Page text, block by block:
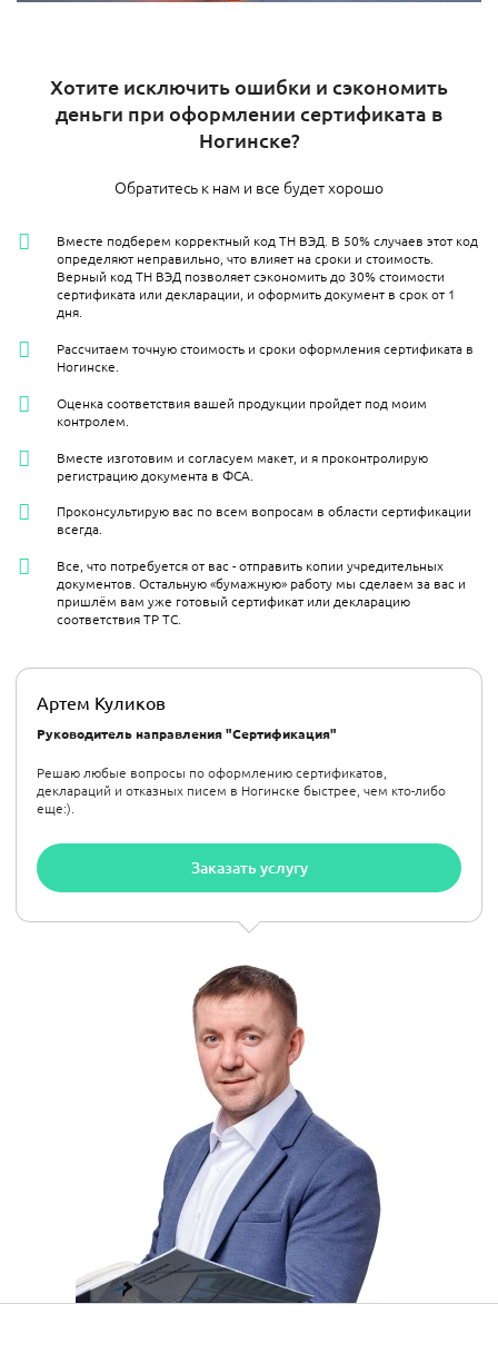
Хотите исключить ошибки и сэкономить
деньги при оформлении сертификата в
Ногинске?
Обратитесь к нам и все будет хорошо
Артем Куликов
Руководитель направления "Сертификация"
Решаю любые вопросы по оформлению сертификатов,
деклараций и отказных писем в Ногинске быстрее, чем кто-либо
еще:).
Заказать услугу
Вместе подберем корректный код ТН ВЭД. В 50% случаев этот код
определяют неправильно, что влияет на сроки и стоимость.
Верный код ТН ВЭД позволяет сэкономить до 30% стоимости
сертификата или декларации, и оформить документ в срок от 1
дня.
Рассчитаем точную стоимость и сроки оформления сертификата в
Ногинске.
Оценка соответствия вашей продукции пройдет под моим
контролем.
Вместе изготовим и согласуем макет, и я проконтролирую
регистрацию документа в ФСА.
Проконсультирую вас по всем вопросам в области сертификации
всегда.
Все, что потребуется от вас - отправить копии учредительных
документов. Остальную «бумажную» работу мы сделаем за вас и
пришлём вам уже готовый сертификат или декларацию
соответствия ТР ТС.